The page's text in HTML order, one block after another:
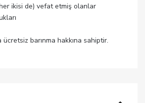
ikisi de) vefat etmiş olanlar
ücretsiz barınma hakkına sahiptir.